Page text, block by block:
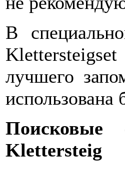
В
лучшего
использована
Klettersteig